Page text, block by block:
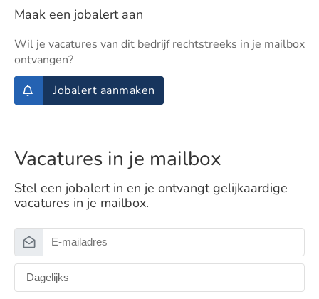
Maak een jobalert aan
Wil je vacatures van dit bedrijf rechtstreeks in je mailbox
ontvangen?
Jobalert aanmaken
Vacatures in je mailbox
Stel een jobalert in en je ontvangt gelijkaardige
vacatures in je mailbox.